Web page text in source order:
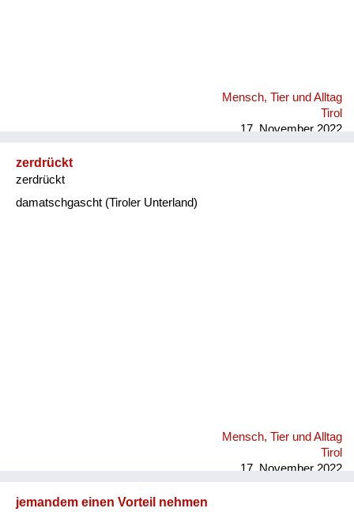
Mensch, Tier und Alltag
Tirol
17. November 2022
zerdrückt
zerdrückt
damatschgascht (Tiroler Unterland)
Mensch, Tier und Alltag
Tirol
17. November 2022
jemandem einen Vorteil nehmen